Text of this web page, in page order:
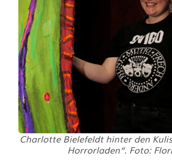
n
H
e
s
s
e
Charlotte Bielefeldt hinter den
Horrorladen“. Foto: